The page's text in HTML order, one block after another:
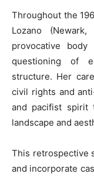
Throughout the
Lozano
provocative
questioning of
structure. Her
civil rights and
and pacifist spirit
landscape and
This retrospective
and incorporate